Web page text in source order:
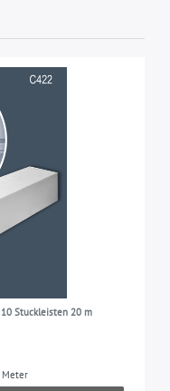
Stuckleisten 20 m
Meter